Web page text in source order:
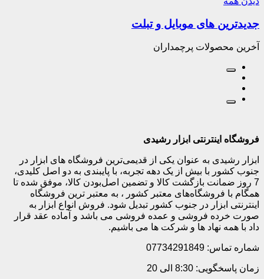
جدیدترین های موبایل و تبلت
آخرین محصولات پرچمداران
فروشگاه اینترنتی ابزار رشیدی
ابزار رشیدی به عنوان یکی از قدیمی‌ترین فروشگاه های ابزار در
جنوب کشور با بیش از یک دهه تجربه، با پایبندی به دو اصل کلیدی،
7 روز ضمانت بازگشت کالا و تضمین اصل‌بودن کالا، موفق شده تا
همگام با فروشگاه‌های معتبر کشور ، به معتبر ترین فروشگاه
اینترنتی ابزار در جنوب کشور تبدیل شود. فروش انواع ابزار به
صورت خرده فروشی و عمده فروشی می باشد و آماده عقد قرار
داد با همه نهاد ها و شرکت ها می باشیم.
شماره تماس: 07734291849
زمان پاسخگویی: 8:30 الی 20